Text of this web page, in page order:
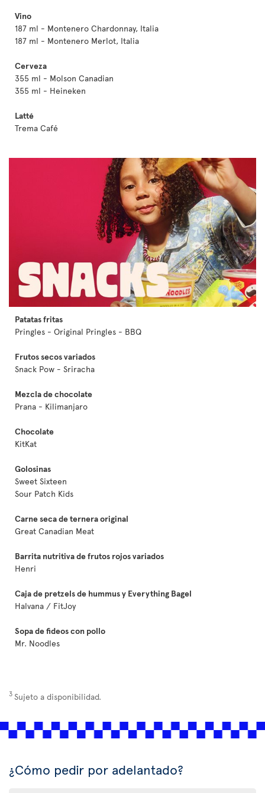
Vino
187 ml - Montenero Chardonnay, Italia
187 ml - Montenero Merlot, Italia
Cerveza
355 ml - Molson Canadian
355 ml - Heineken
Latté
Trema Café
Patatas fritas
Pringles - Original Pringles - BBQ
Frutos secos variados
Snack Pow - Sriracha
Mezcla de chocolate
Prana - Kilimanjaro
Chocolate
KitKat
Golosinas
Sweet Sixteen
Sour Patch Kids
Carne seca de ternera original
Great Canadian Meat
Barrita nutritiva de frutos rojos variados
Henri
Caja de pretzels de hummus y Everything Bagel
Halvana / FitJoy
Sopa de fideos con pollo
Mr. Noodles
3 Sujeto a disponibilidad.
¿Cómo pedir por adelantado?